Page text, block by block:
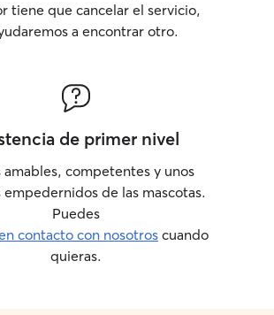
tiene que cancelar el servicio,
a encontrar otro.
de primer nivel
amables, competentes y unos
empedernidos de las mascotas.
Puedes
contacto con nosotros cuando
quieras.